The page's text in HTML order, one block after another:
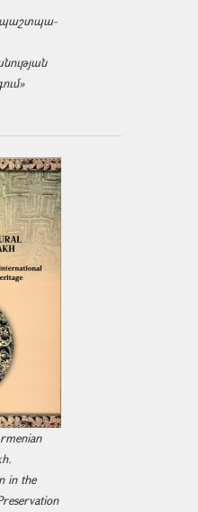
պաշտպա­
in the